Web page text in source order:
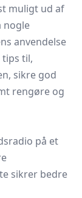
muligt ud af
nogle
anvendelse
til,
sikre god
rengøre og
på et
sikrer bedre